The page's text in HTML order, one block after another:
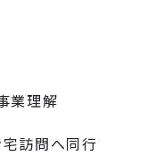
業理解
訪問へ同行